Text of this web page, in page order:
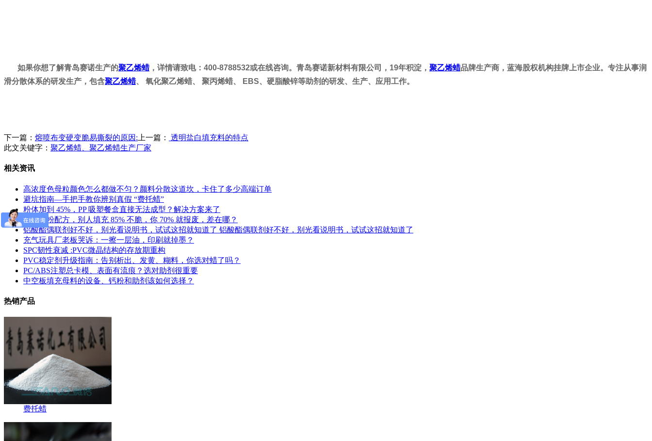
如果你想了解青岛赛诺生产的聚乙烯蜡，详情请致电：400-8788532或在线咨询。青岛赛诺新材料有限公司，19年积淀， 聚乙烯蜡品牌生产商，蓝海股权机构挂牌上市企业。专注从事润
滑分散体系的研发生产，包含聚乙烯蜡、 氧化聚乙烯蜡、 聚丙烯蜡、 EBS、硬脂酸锌等助剂的研发、生产、应用工作。
下一篇： 熔喷布变硬变脆易撕裂的原因: 上一篇：
透明盐白填充料的特点
此文关键字： 聚乙烯蜡、聚乙烯蜡生产厂家
相关资讯
高浓度色母粒颜色怎么都做不匀？颜料分散这道坎，卡住了多少高端订单
避坑指南—手把手教你辨别真假 “费托蜡”
粉体加到 45%，PP 吸塑餐盒直接无法成型？解决方案来了
同样钙粉配方，别人填充 85% 不脆，你 70% 就报废，差在哪？
铝酸酯偶联剂好不好，别光看说明书，试试这招就知道了 铝酸酯偶联剂好不好，别光看说明书，试试这招就知道了
充气玩具厂老板哭诉：一擦一层油，印刷就掉墨？
SPC韧性衰减 :PVC微晶结构的存放期重构
PVC稳定剂升级指南：告别析出、发黄、糊料，你选对蜡了吗？
PC/ABS注塑总卡模、表面有流痕？选对助剂很重要
中空板填充母料的设备、钙粉和助剂该如何选择？
热销产品
费托蜡